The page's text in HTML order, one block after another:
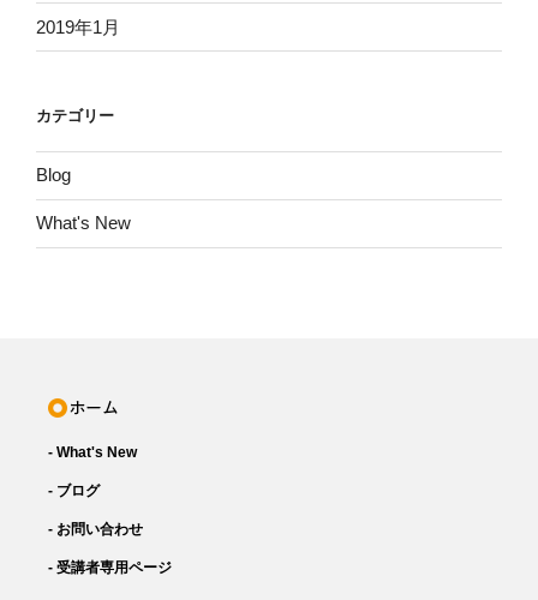
2019年1月
カテゴリー
Blog
What's New
- What's New
- ブログ
- お問い合わせ
- 受講者専用ページ